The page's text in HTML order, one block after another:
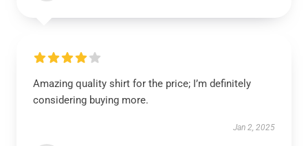
Amazing quality shirt for the price; I’m definitely
considering buying more.
Jan 2, 2025